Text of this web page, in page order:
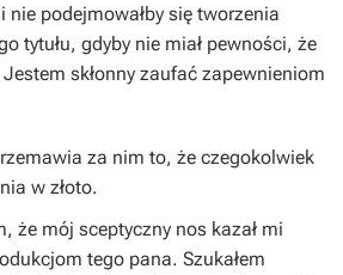
nie podejmowałby się tworzenia
tytułu, gdyby nie miał pewności, że
skłonny zaufać zapewnieniom
za nim to, że czegokolwiek
w złoto.
że mój sceptyczny nos kazał mi
tego pana. Szukałem